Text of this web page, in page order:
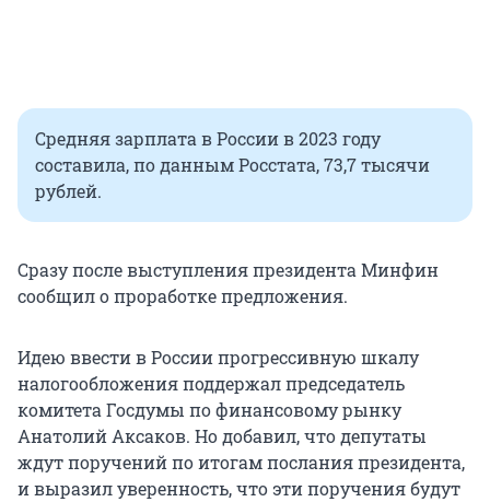
Средняя зарплата в России в 2023 году
составила, по данным Росстата, 73,7 тысячи
рублей.
Сразу после выступления президента Минфин
сообщил о проработке предложения.
Идею ввести в России прогрессивную шкалу
налогообложения поддержал председатель
комитета Госдумы по финансовому рынку
Анатолий Аксаков. Но добавил, что депутаты
ждут поручений по итогам послания президента,
и выразил уверенность, что эти поручения будут